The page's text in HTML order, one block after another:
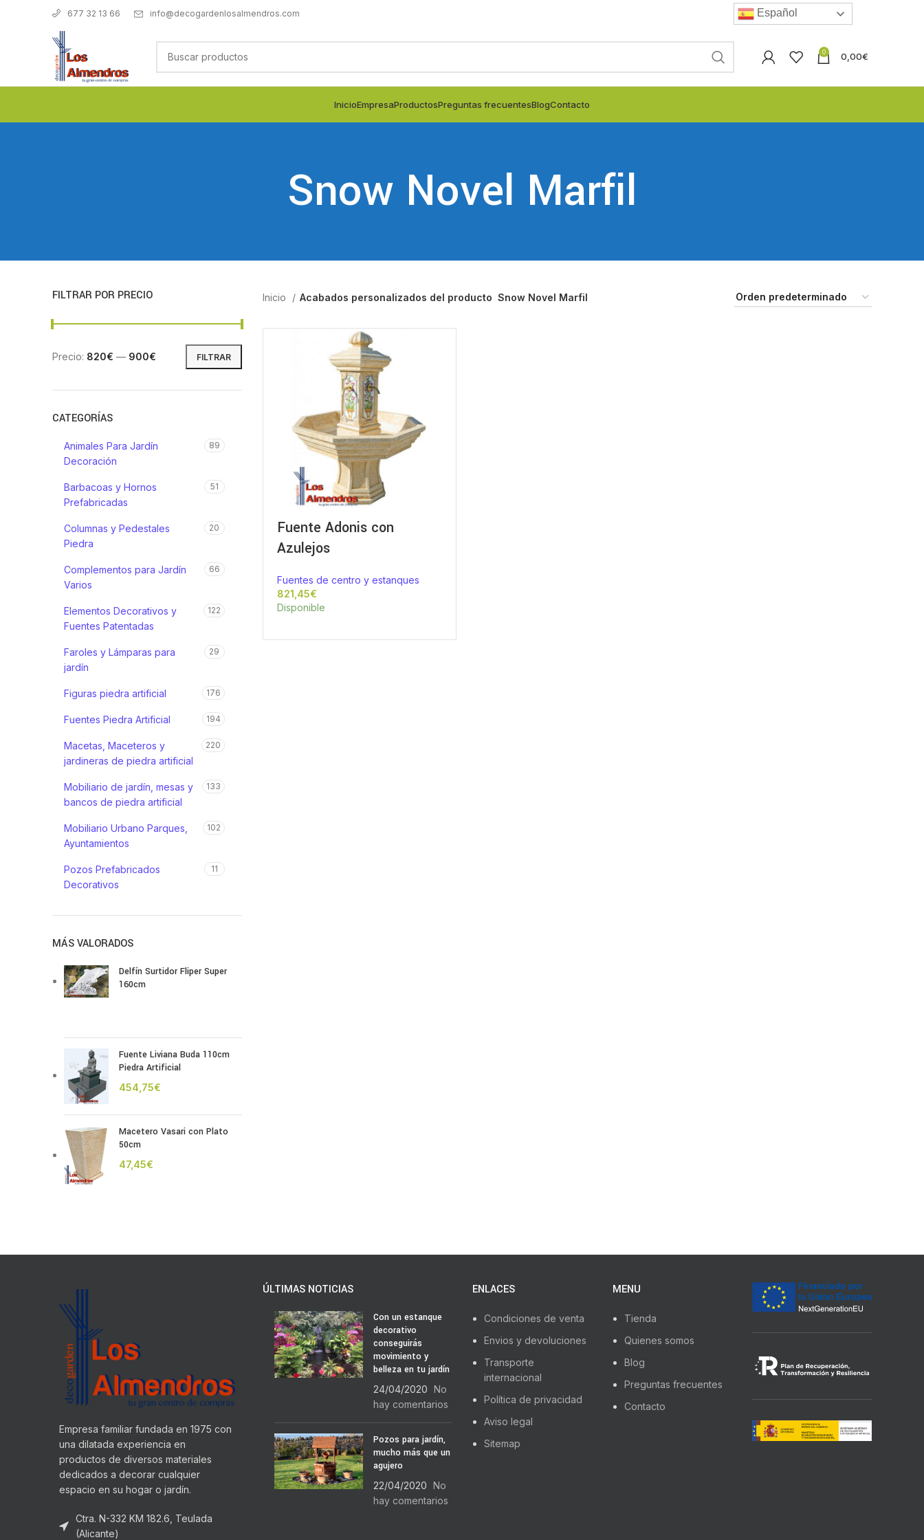
677 32 13 66 info@decogardenlosalmendros.com Español
0 0,00€
InicioEmpresaProductosPreguntas frecuentesBlogContacto
Snow Novel Marfil
FILTRAR POR PRECIO
FILTRAR
Precio: 820€ — 900€
CATEGORÍAS
Animales Para Jardín
Decoración
89
Barbacoas y Hornos
Prefabricadas
51
Columnas y Pedestales
Piedra
20
Complementos para Jardín
Varios
66
Elementos Decorativos y
Fuentes Patentadas
122
Faroles y Lámparas para
jardín
29
Figuras piedra artificial 176
Fuentes Piedra Artificial 194
Macetas, Maceteros y
jardineras de piedra artificial
220
Mobiliario de jardín, mesas y
bancos de piedra artificial
133
Mobiliario Urbano Parques,
Ayuntamientos
102
Pozos Prefabricados
Decorativos
11
MÁS VALORADOS
Delfín Surtidor Fliper Super
160cm
Fuente Liviana Buda 110cm
Piedra Artificial
€
Macetero Vasari con Plato
50cm
€
Inicio Acabados personalizados del producto Snow Novel Marfil
Fuente Adonis con
Azulejos
Fuentes de centro y estanques
€
Disponible
Empresa familiar fundada en 1975 con
una dilatada experiencia en
productos de diversos materiales
dedicados a decorar cualquier
espacio en su hogar o jardín.
Ctra. N-332 KM 182.6, Teulada
(Alicante)
ÚLTIMAS NOTICIAS
Con un estanque
decorativo
conseguirás
movimiento y
belleza en tu jardín
24/04/2020 No
hay comentarios
Pozos para jardín,
mucho más que un
agujero
22/04/2020 No
hay comentarios
ENLACES
Condiciones de venta
Envios y devoluciones
Transporte
internacional
Política de privacidad
Aviso legal
Sitemap
MENU
Tienda
Quienes somos
Blog
Preguntas frecuentes
Contacto